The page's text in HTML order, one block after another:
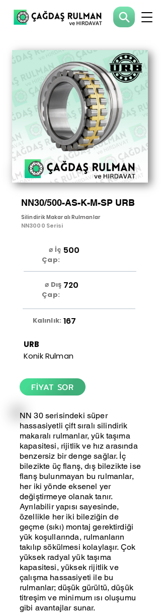
NN30/500-AS-K-M-SP URB
Silindirik Makaralı Rulmanlar
NN3000 Serisi
⌀ İç
Çap:
500
⌀ Dış
Çap:
720
Kalınlık: 167
URB
Konik Rulman
FİYAT SOR
NN 30 serisindeki süper
hassasiyetli çift sıralı silindirik
makaralı rulmanlar, yük taşıma
kapasitesi, rijitlik ve hız arasında
benzersiz bir denge sağlar. İç
bilezikte üç flanş, dış bilezikte ise
flanş bulunmayan bu rulmanlar,
her iki yönde eksenel yer
değiştirmeye olanak tanır.
Ayrılabilir yapısı sayesinde,
özellikle her iki bileziğin de
geçme (sıkı) montaj gerektirdiği
yük koşullarında, rulmanların
takılıp sökülmesi kolaylaşır. Çok
yüksek radyal yük taşıma
kapasitesi, yüksek rijitlik ve
çalışma hassasiyeti ile bu
rulmanlar; düşük gürültü, düşük
titreşim ve minimum ısı oluşumu
gibi avantajlar sunar.